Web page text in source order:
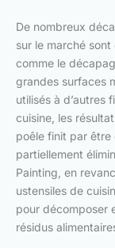
De nombreux
sur le marché
comme le
grandes surfaces
utilisés à d’autres
cuisine, les
poêle finit par être
partiellement
Painting, en
ustensiles de
pour décomposer
résidus